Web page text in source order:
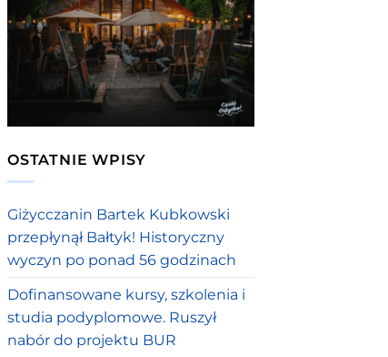
OSTATNIE WPISY
Giżycczanin Bartek Kubkowski
przepłynął Bałtyk! Historyczny
wyczyn po ponad 56 godzinach
Dofinansowane kursy, szkolenia i
studia podyplomowe. Ruszył
nabór do projektu BUR